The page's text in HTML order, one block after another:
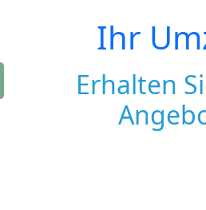
Ihr
Erhalten